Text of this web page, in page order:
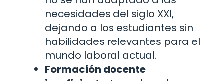
necesidades del siglo XXI,
dejando a los estudiantes sin
habilidades relevantes para el
mundo laboral actual.
Formación docente